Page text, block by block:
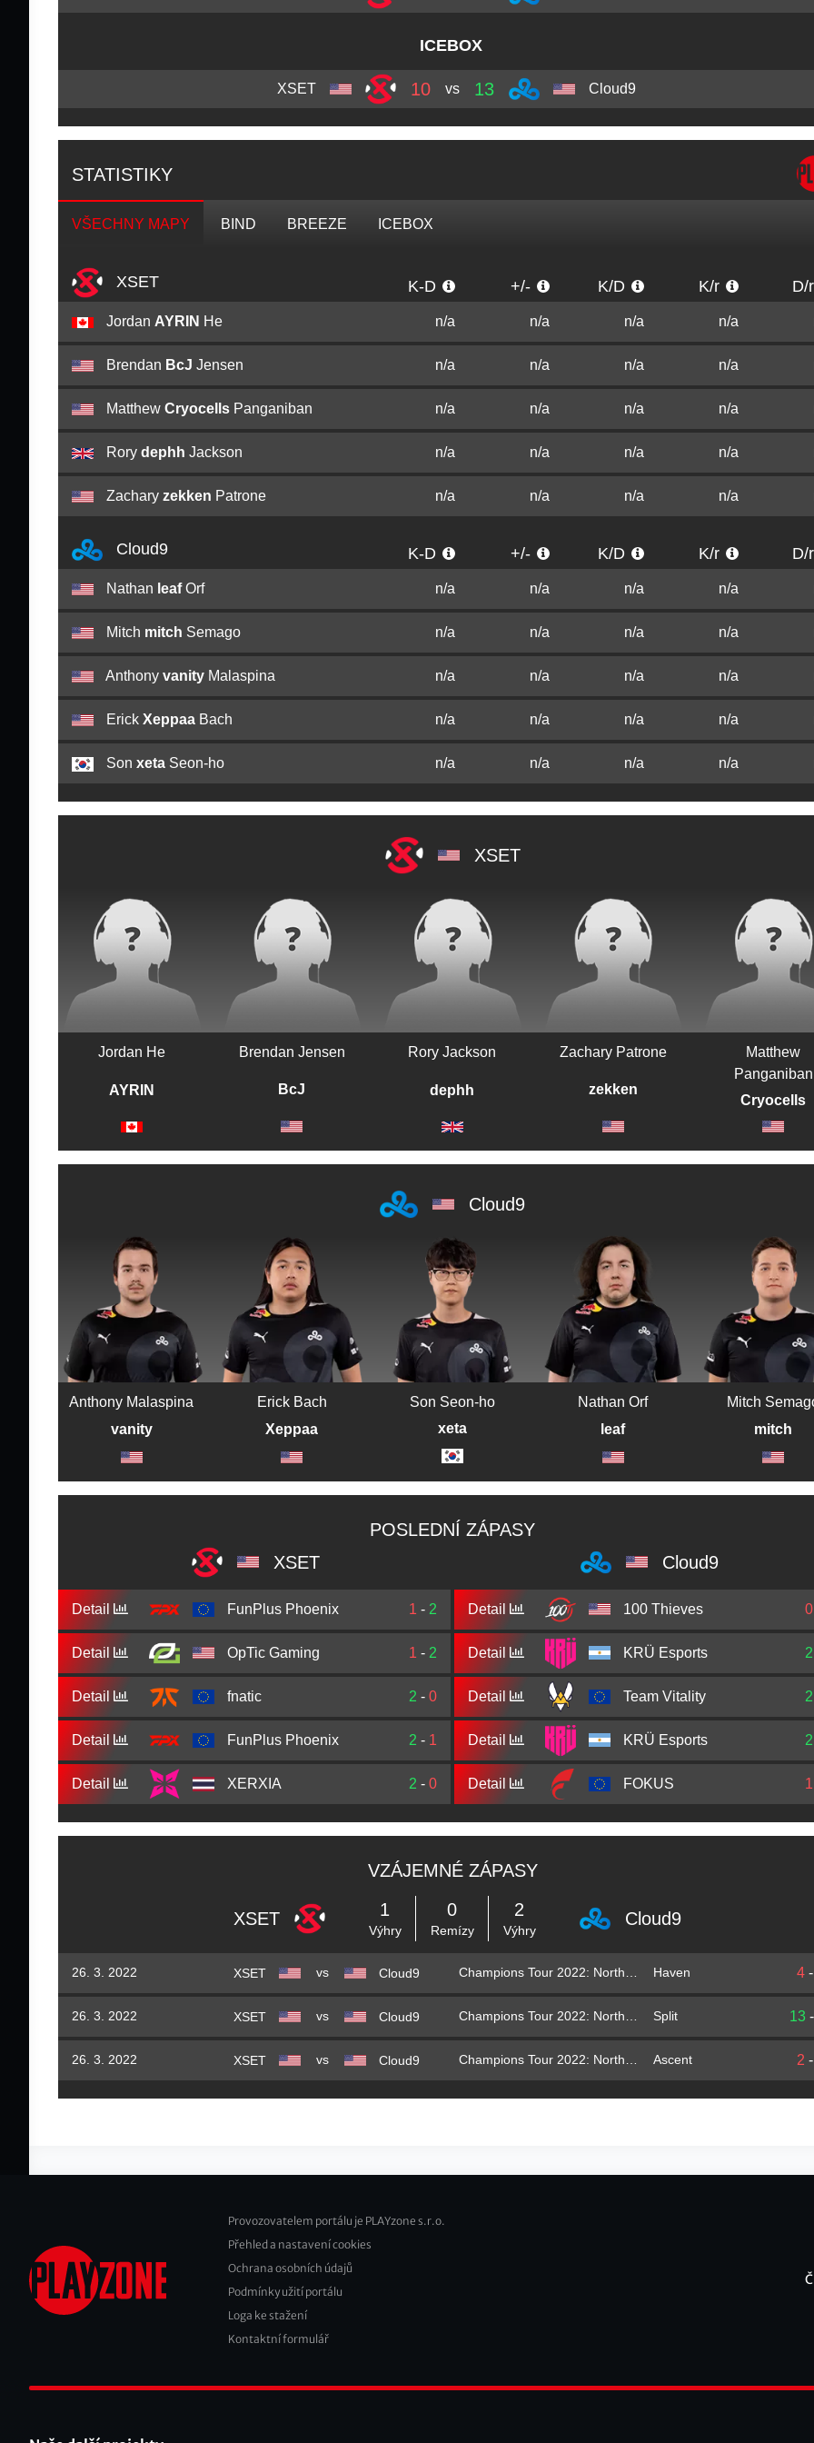
ICEBOX
XSET 10 vs 13 Cloud9
STATISTIKY
VŠECHNY MAPY BIND BREEZE ICEBOX
XSET K-D +/- K/D K/r D/r
Jordan AYRIN He n/a n/a n/a n/a
Brendan BcJ Jensen n/a n/a n/a n/a
Matthew Cryocells Panganiban n/a n/a n/a n/a
Rory dephh Jackson n/a n/a n/a n/a
Zachary zekken Patrone n/a n/a n/a n/a
Cloud9 K-D +/- K/D K/r D/r
Nathan leaf Orf n/a n/a n/a n/a
Mitch mitch Semago n/a n/a n/a n/a
Anthony vanity Malaspina n/a n/a n/a n/a
Erick Xeppaa Bach n/a n/a n/a n/a
Son xeta Seon-ho n/a n/a n/a n/a
XSET
Jordan He
AYRIN
Brendan Jensen
BcJ
Rory Jackson
dephh
Zachary Patrone
zekken
Matthew
Panganiban
Cryocells
Cloud9
Anthony Malaspina
vanity
Erick Bach
Xeppaa
Son Seon-ho
xeta
Nathan Orf
leaf
Mitch
mitch
POSLEDNÍ ZÁPASY
XSET
Cloud9
Detail FunPlus Phoenix 1 - 2
Detail OpTic Gaming 1 - 2
Detail fnatic 2 - 0
Detail FunPlus Phoenix 2 - 1
Detail XERXIA 2 - 0
Detail 100 Thieves 0
Detail KRÜ Esports 2
Detail Team Vitality 2
Detail KRÜ Esports 2
Detail FOKUS 1
VZÁJEMNÉ ZÁPASY
XSET 1
Výhry
0
Remízy
2
Výhry
Cloud9
26. 3. 2022 XSET vs Cloud9 Haven 4-
26. 3. 2022 XSET vs Cloud9 Split 13-
26. 3. 2022 XSET vs Cloud9 Ascent 2 -
Footer
2
Provozovatelem portálu je PLAYzone s.r.o.
Přehled a nastavení cookies
Ochrana osobních údajů
Podmínky užití portálu
Loga ke stažení
Kontaktní formulář